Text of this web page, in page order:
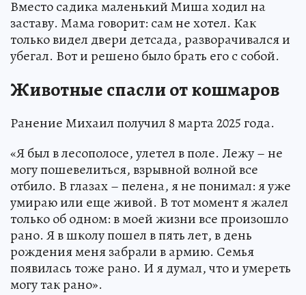
Вместо садика маленький Миша ходил на
заставу. Мама говорит: сам не хотел. Как
только видел двери детсада, разворачивался и
убегал. Вот и решено было брать его с собой.
Животные спасли от кошмаров
Ранение Михаил получил 8 марта 2025 года.
«Я был в лесополосе, улетел в поле. Лежу – не
могу пошевелиться, взрывной волной все
отбило. В глазах – пелена, я не понимал: я уже
умираю или еще живой. В тот момент я жалел
только об одном: в моей жизни все произошло
рано. Я в школу пошел в пять лет, в день
рождения меня забрали в армию. Семья
появилась тоже рано. И я думал, что и умереть
могу так рано».